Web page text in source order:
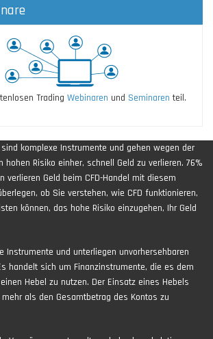
Trading Webinaren und Seminaren teil.
sind komplexe Instrumente und gehen wegen der
hohen Risiko einher, schnell Geld zu verlieren. 76%
verlieren Geld beim CFD-Handel mit diesem
ob Sie verstehen, wie CFD funktionieren,
können, das hohe Risiko einzugehen, Ihr Geld
Instrumente und unterliegen unvorhersehbaren
handelt sich um Finanzinstrumente, die es dem
Hebel zu nutzen. Der Einsatz eines Hebels
als den Gesamtbetrag des Kontos zu